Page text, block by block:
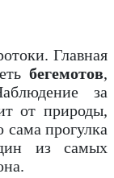
Главная
бегемотов,
за
от природы,
сама прогулка
из самых